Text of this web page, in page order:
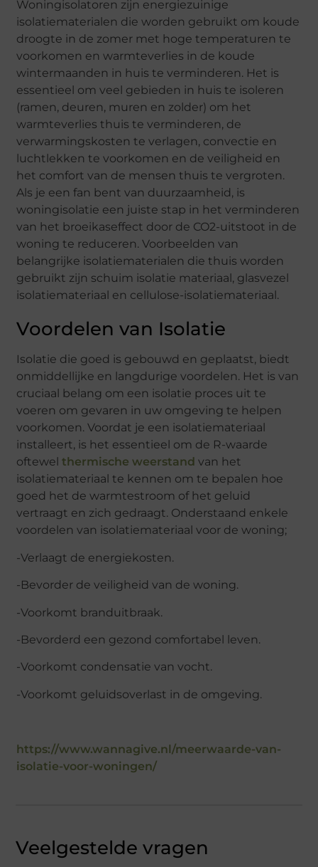
Woningisolatoren zijn energiezuinige
isolatiematerialen die worden gebruikt om koude
droogte in de zomer met hoge temperaturen te
voorkomen en warmteverlies in de koude
wintermaanden in huis te verminderen. Het is
essentieel om veel gebieden in huis te isoleren
(ramen, deuren, muren en zolder) om het
warmteverlies thuis te verminderen, de
verwarmingskosten te verlagen, convectie en
luchtlekken te voorkomen en de veiligheid en
het comfort van de mensen thuis te vergroten.
Als je een fan bent van duurzaamheid, is
woningisolatie een juiste stap in het verminderen
van het broeikaseffect door de CO2-uitstoot in de
woning te reduceren. Voorbeelden van
belangrijke isolatiematerialen die thuis worden
gebruikt zijn schuim isolatie materiaal, glasvezel
isolatiemateriaal en cellulose-isolatiemateriaal.
Voordelen van Isolatie
Isolatie die goed is gebouwd en geplaatst, biedt
onmiddellijke en langdurige voordelen. Het is van
cruciaal belang om een ​​isolatie proces uit te
voeren om gevaren in uw omgeving te helpen
voorkomen. Voordat je een isolatiemateriaal
installeert, is het essentieel om de R-waarde
oftewelthermische weerstand van het
isolatiemateriaal te kennen om te bepalen hoe
goed het de warmtestroom of het geluid
vertraagt ​​en zich gedraagt. Onderstaand enkele
voordelen van isolatiemateriaal voor de woning;
-Verlaagt de energiekosten.
-Bevorder de veiligheid van de woning.
-Voorkomt branduitbraak.
-Bevorderd een gezond comfortabel leven.
-Voorkomt condensatie van vocht.
-Voorkomt geluidsoverlast in de omgeving.
https://www.wannagive.nl/meerwaarde-van-
isolatie-voor-woningen/
Veelgestelde vragen